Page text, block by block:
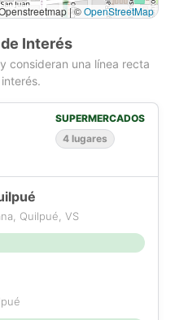
Compra fácil, rápido y
| ©OpenStreetMap
Interés
consideran una línea recta
SUPERMERCADOS
4 lugares
Quilpué, VS